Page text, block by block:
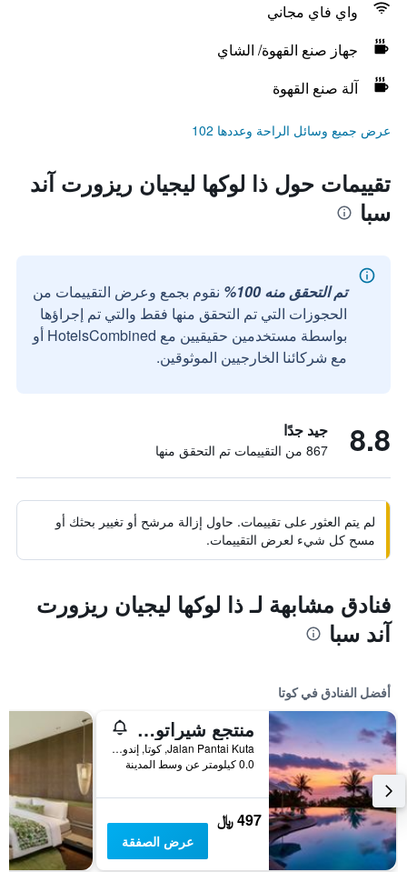
واي فاي مجاني
جهاز صنع القهوة/ الشاي
آلة صنع القهوة
عرض جميع وسائل الراحة وعددها 102
تقييمات حول ذا لوكها ليجيان ريزورت آند
سبا
تم التحقق منه 100%
نقوم بجمع وعرض التقييمات من
الحجوزات التي تم التحقق منها فقط والتي تم إجراؤها
بواسطة مستخدمين حقيقيين مع HotelsCombined أو
مع شركائنا الخارجيين الموثوقين.
8.8 جيد جدًا
867 من التقييمات تم التحقق منها
لم يتم العثور على تقييمات. حاول إزالة مرشح أو تغيير بحثك أو
مسح كل شيء لعرض التقييمات.
فنادق مشابهة لـ ذا لوكها ليجيان ريزورت
آند سبا
أفضل الفنادق في كوتا
منتجع شيراتون بالي كوتا
Jalan Pantai Kuta, كوتا, إندونيسيا
0.0 كيلومتر عن وسط المدينة
497 ﷼
عرض الصفقة